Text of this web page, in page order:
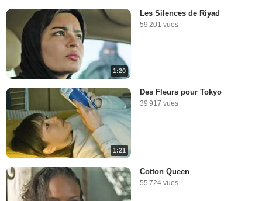
1:20
Les Silences de Riyad
59 201 vues
1:21
Des Fleurs pour Tokyo
39 917 vues
Cotton Queen
55 724 vues